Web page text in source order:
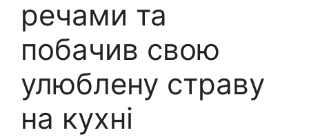
речами та
побачив свою
улюблену страву
на кухні